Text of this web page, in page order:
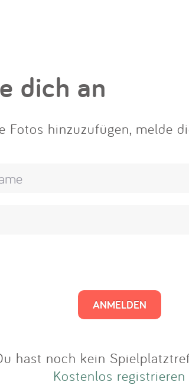
App
Anmelden
dich an
Fotos hinzuzufügen, melde
hast noch kein
Kostenlos registrieren